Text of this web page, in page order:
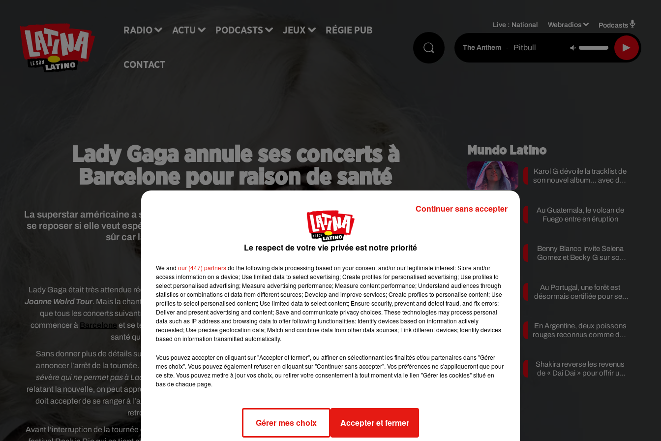
RADIO ACTU PODCASTS JEUX RÉGIE PUB
CONTACT
Live : National Webradios Podcasts
The Anthem - Pitbull
Lady Gaga annule ses concerts à
Barcelone pour raison de santé
La superstar américaine a suspendu tous ses concerts pour raisons de santé. Elle doit absolument
se reposer si elle veut espérer reprendre sa tournée mondiale. Malheureusement rien n'est moins
sûr car la chanteuse traverse vraiment une mauvaise passe.
Crédit image:DR
Lady Gaga était très attendue récemment à Barcelone pour deux concerts géants dans le cadre de sa tournée mondiale
Joanne Wolrd Tour. Mais la chanteuse américaine a été contrainte d’annuler ses deux dates en Catalogne, ainsi d’ailleurs
que tous les concerts suivants. La partie européenne de cette tournée géante qui devait durer six semaines devait
commencer à Barcelone et se terminer fin octobre à Cologne en Allemagne. C’était sans compter sur les problèmes de
santé qui empoisonnent la vie de la star depuis plusieurs semaines déjà.
Sans donner plus de détails sur l’état de santé de Lady Gaga, sa production a publié un communiqué de presse pour
annoncer l’arrêt de la tournée. Dans cette déclaration, l’entourage de la chanteuse fait état« d’une douleur physique
sévère qui ne permet pas à Lady Gaga de poursuivre sa tournée en Europe. »Dans plusieurs magazines américains
relatant la nouvelle, on peut apprendre ainsi que la star est évidemment profondément désolée pour ses fans mais qu’elle
doit accepter de se ranger à l’avis des médecins. Elle promet bien sûr à son public de se rétablir au plus vite afin de le
retrouver pour des shows explosifs comme elle en a l’habitude.
Avant l’interruption de la tournée européenne de Lady Gaga, la chanteuse avait aussi dû annuler sa participation au mega
Mundo Latino
Karol G dévoile la tracklist de
son nouvel album… avec des
Au Guatemala, le volcan de
Fuego entre en éruption
Benny Blanco invite Selena
Gomez et Becky G sur son
Au Portugal, une forêt est
désormais certifiée pour ses
En Argentine, deux poissons
rouges reconnus comme des
Shakira reverse les revenus
de « Dai Dai » pour offrir un
Le respect de votre vie privée est notre priorité
We and our (447) partnersdo the following data processing based on your consent and/or our legitimate interest: Store and/or
access information on a device; Use limited data to select advertising; Create profiles for personalised advertising; Use profiles to
select personalised advertising; Measure advertising performance; Measure content performance; Understand audiences through
statistics or combinations of data from different sources; Develop and improve services; Create profiles to personalise content; Use
profiles to select personalised content; Use limited data to select content; Ensure security, prevent and detect fraud, and fix errors;
Deliver and present advertising and content; Save and communicate privacy choices. These technologies may process personal
data such as IP address and browsing data to offer following functionalities: Identify devices based on information actively
requested; Use precise geolocation data; Match and combine data from other data sources; Link different devices; Identify devices
based on information transmitted automatically.
Vous pouvez accepter en cliquant sur "Accepter et fermer", ou affiner en sélectionnant les finalités et/ou partenaires dans "Gérer
mes choix". Vous pouvez également refuser en cliquant sur "Continuer sans accepter". Vos préférences ne s'appliqueront que pour
ce site. Vous pouvez mettre à jour vos choix, ou retirer votre consentement à tout moment via le lien "Gérer les cookies" situé en
bas de chaque page.
Gérer mes choix Accepter et fermer
Continuer sans accepter